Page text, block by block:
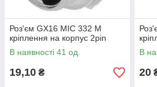
Роз'єм GX16 MIC 332 M
кріплення на корпус 2pin
В наявності 41 од.
19,10 ₴
В
20